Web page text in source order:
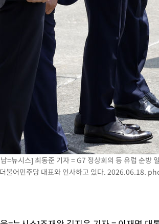
합리화위원회 부위원장에 김태유 서울대 공대 교수…
=뉴시스] 최동준 기자 = G7 정상회의 등 유럽 순방
불어민주당 대표와 인사하고 있다. 2026.06.18.